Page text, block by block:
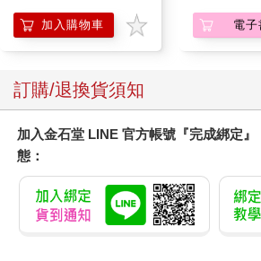
加入購物車 電子
訂購/退換貨須知
加入金石堂 LINE 官方帳號『完成綁定
態：